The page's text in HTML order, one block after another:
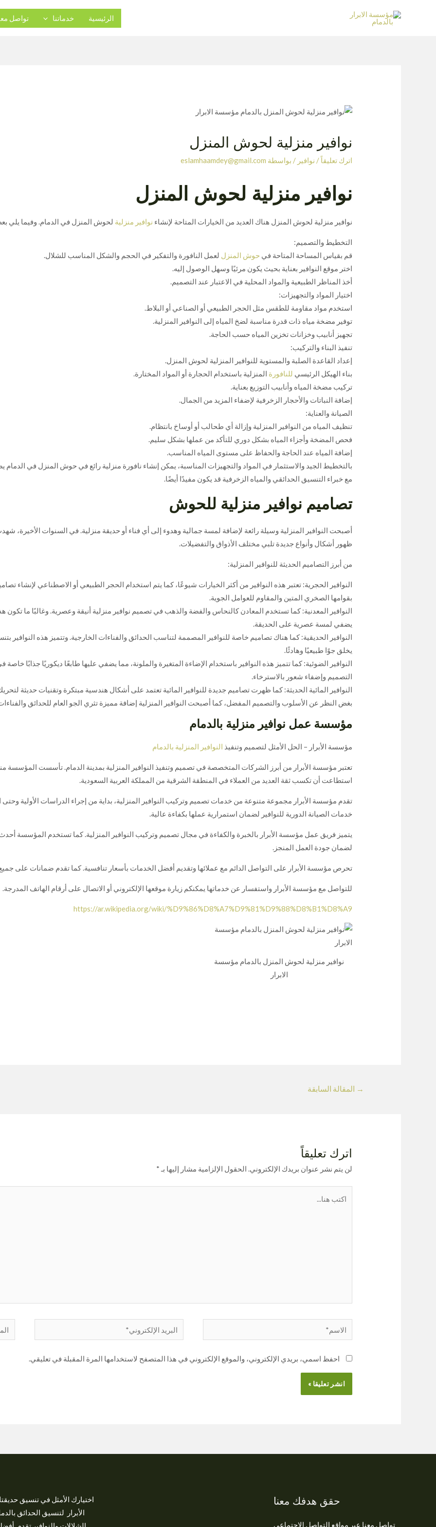
الرئيسية خدماتنا تواصل
نوافير منزلية لحوش المنزل
اترك تعليقاً/ نوافير / بواسطة eslamhaamdey@gmail.com
نوافير منزلية لحوش المنزل
نوافير منزلية لحوش المنزل هناك العديد من الخيارات المتاحة لإنشاء نوافير منزلية لحوش المنزل في الدمام. وفيما يلي
التخطيط والتصميم:
قم بقياس المساحة المتاحة في حوش المنزل لعمل النافورة والتفكير في الحجم والشكل المناسب للشلال.
اختر موقع النوافير بعناية بحيث يكون مرئيًا وسهل الوصول إليه.
أخذ المناظر الطبيعية والمواد المحلية في الاعتبار عند التصميم.
اختيار المواد والتجهيزات:
استخدم مواد مقاومة للطقس مثل الحجر الطبيعي أو الصناعي أو البلاط.
توفير مضخة مياه ذات قدرة مناسبة لضخ المياه إلى النوافير المنزلية.
تجهيز أنابيب وخزانات تخزين المياه حسب الحاجة.
تنفيذ البناء والتركيب:
إعداد القاعدة الصلبة والمستوية للنوافير المنزلية لحوش المنزل.
بناء الهيكل الرئيسي للنافورة المنزلية باستخدام الحجارة أو المواد المختارة.
تركيب مضخة المياه وأنابيب التوزيع بعناية.
إضافة النباتات والأحجار الزخرفية لإضفاء المزيد من الجمال.
الصيانة والعناية:
تنظيف المياه من النوافير المنزلية وإزالة أي طحالب أو أوساخ بانتظام.
فحص المضخة وأجزاء المياه بشكل دوري للتأكد من عملها بشكل سليم.
إضافة المياه عند الحاجة والحفاظ على مستوى المياه المناسب.
بالتخطيط الجيد والاستثمار في المواد والتجهيزات المناسبة، يمكن إنشاء نافورة منزلية رائع في حوش المنزل في الدمام
مع خبراء التنسيق الحدائقي والمياه الزخرفية قد يكون مفيدًا أيضًا.
تصاميم نوافير منزلية للحوش
أصبحت النوافير المنزلية وسيلة رائعة لإضافة لمسة جمالية وهدوء إلى أي فناء أو حديقة منزلية. في السنوات الأخيرة،
ظهور أشكال وأنواع جديدة تلبي مختلف الأذواق والتفضيلات.
من أبرز التصاميم الحديثة للنوافير المنزلية:
النوافير الحجرية: تعتبر هذه النوافير من أكثر الخيارات شيوعًا، كما يتم استخدام الحجر الطبيعي أو الاصطناعي لإنشاء
بقوامها الصخري المتين والمقاوم للعوامل الجوية.
النوافير المعدنية: كما تستخدم المعادن كالنحاس والفضة والذهب في تصميم نوافير منزلية أنيقة وعصرية. وغالبًا ما
يضفي لمسة عصرية على الحديقة.
النوافير الحديقية: كما هناك تصاميم خاصة للنوافير المصممة لتناسب الحدائق والفناءات الخارجية. وتتميز هذه النوافير
يخلق جوًا طبيعيًا وهادئًا.
النوافير الضوئية: كما تتميز هذه النوافير باستخدام الإضاءة المتغيرة والملونة، مما يضفي عليها طابعًا ديكوريًا جذابًا
التصميم وإضفاء شعور بالاسترخاء.
النوافير المائية الحديثة: كما ظهرت تصاميم جديدة للنوافير المائية تعتمد على أشكال هندسية مبتكرة وتقنيات حديثة
بغض النظر عن الأسلوب والتصميم المفضل، كما أصبحت النوافير المنزلية إضافة مميزة تثري الجو العام للحدائق
مؤسسة عمل نوافير منزلية بالدمام
مؤسسة الأبرار – الحل الأمثل لتصميم وتنفيذ النوافير المنزلية بالدمام
تعتبر مؤسسة الأبرار من أبرز الشركات المتخصصة في تصميم وتنفيذ النوافير المنزلية بمدينة الدمام. تأسست المؤسسة
استطاعت أن تكسب ثقة العديد من العملاء في المنطقة الشرقية من المملكة العربية السعودية.
تقدم مؤسسة الأبرار مجموعة متنوعة من خدمات تصميم وتركيب النوافير المنزلية، بداية من إجراء الدراسات الأولية وحتى
خدمات الصيانة الدورية للنوافير لضمان استمرارية عملها بكفاءة عالية.
يتميز فريق عمل مؤسسة الأبرار بالخبرة والكفاءة في مجال تصميم وتركيب النوافير المنزلية. كما تستخدم المؤسسة
لضمان جودة العمل المنجز.
تحرص مؤسسة الأبرار على التواصل الدائم مع عملائها وتقديم أفضل الخدمات بأسعار تنافسية. كما تقدم ضمانات على
للتواصل مع مؤسسة الأبرار واستفسار عن خدماتها يمكنكم زيارة موقعها الإلكتروني أو الاتصال على أرقام الهاتف المدرجة.
https://ar.wikipedia.org/wiki/%D9%86%D8%A7%D9%81%D9%88%D8%B1%D8%A9
نوافير منزلية لحوش المنزل بالدمام مؤسسة
الابرار
→ المقالة السابقة
اترك تعليقاً
لن يتم نشر عنوان بريدك الإلكتروني. الحقول الإلزامية مشار إليها بـ *
احفظ اسمي، بريدي الإلكتروني، والموقع الإلكتروني في هذا المتصفح لاستخدامها المرة المقبلة في تعليقي.
حقق هدفك معنا
تواصل معنا عبر مواقع التواصل الإجتماعي
اختيارك الأمثل في تنسيق
الأبرار لتنسيق الحدائق